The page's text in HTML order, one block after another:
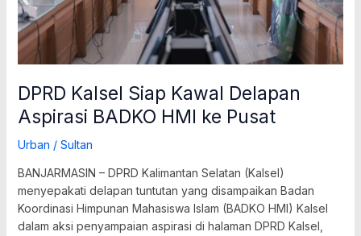
DPRD Kalsel Siap Kawal Delapan
Aspirasi BADKO HMI ke Pusat
Urban / Sultan
BANJARMASIN – DPRD Kalimantan Selatan (Kalsel)
menyepakati delapan tuntutan yang disampaikan Badan
Koordinasi Himpunan Mahasiswa Islam (BADKO HMI) Kalsel
dalam aksi penyampaian aspirasi di halaman DPRD Kalsel,
Pusat